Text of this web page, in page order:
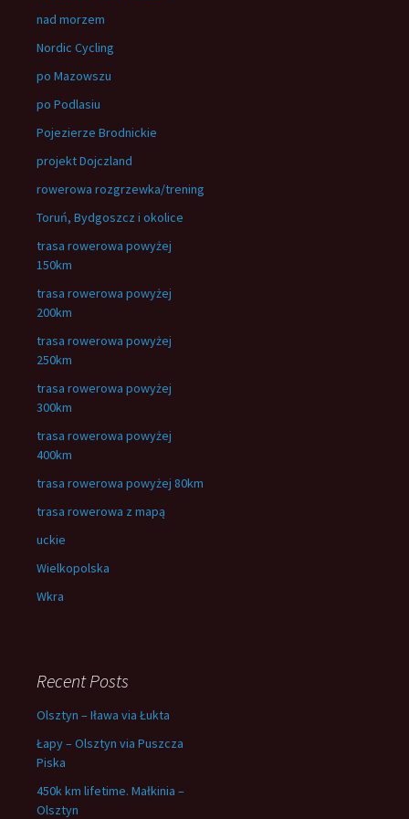
nad morzem
Nordic Cycling
po Mazowszu
po Podlasiu
Pojezierze Brodnickie
projekt Dojczland
rowerowa rozgrzewka/trening
Toruń, Bydgoszcz i okolice
trasa rowerowa powyżej
150km
trasa rowerowa powyżej
200km
trasa rowerowa powyżej
250km
trasa rowerowa powyżej
300km
trasa rowerowa powyżej
400km
trasa rowerowa powyżej 80km
trasa rowerowa z mapą
uckie
Wielkopolska
Wkra
Recent Posts
Olsztyn – Iława via Łukta
Łapy – Olsztyn via Puszcza
Piska
450k km lifetime. Małkinia –
Olsztyn